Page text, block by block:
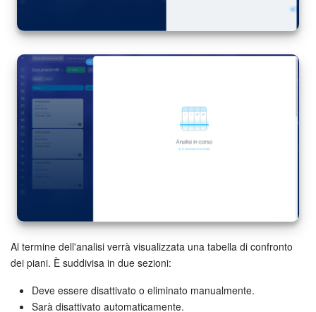
Gestione inventario
Telefonia
Mio profilo
Impostazioni
Bitrix24 On-Premise
Bitrix24 Messenger
Domande generali
Al termine dell'analisi verrà visualizzata una tabella di confronto
dei piani. È suddivisa in due sezioni:
Deve essere disattivato o eliminato manualmente.
Sarà disattivato automaticamente.